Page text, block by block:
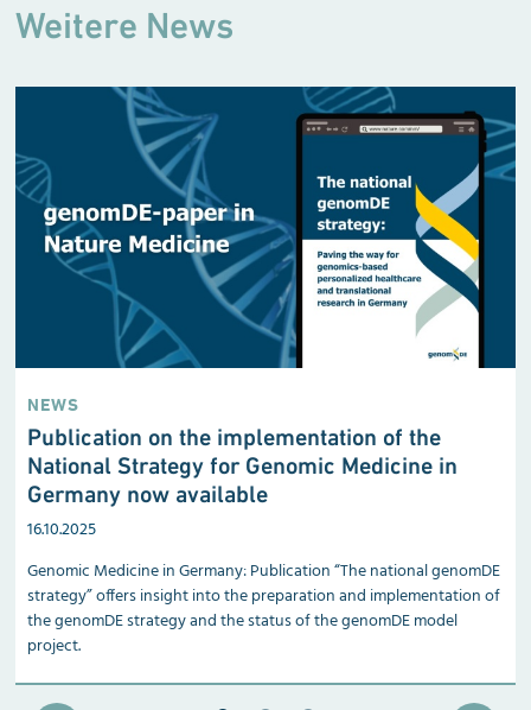
Weitere News
NEWS
Publication on the implementation of the
National Strategy for Genomic Medicine in
Germany now available
16.10.2025
Genomic Medicine in Germany: Publication “The national genomDE
strategy” offers insight into the preparation and implementation of
the genomDE strategy and the status of the genomDE model
project.